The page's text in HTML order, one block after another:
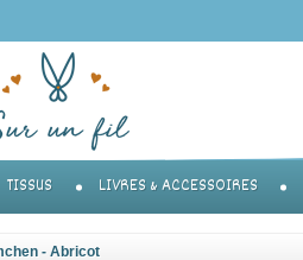
TISSUS LIVRES & ACCESSOIRES
- Abricot